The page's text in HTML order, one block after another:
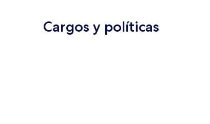
Cargos y políticas